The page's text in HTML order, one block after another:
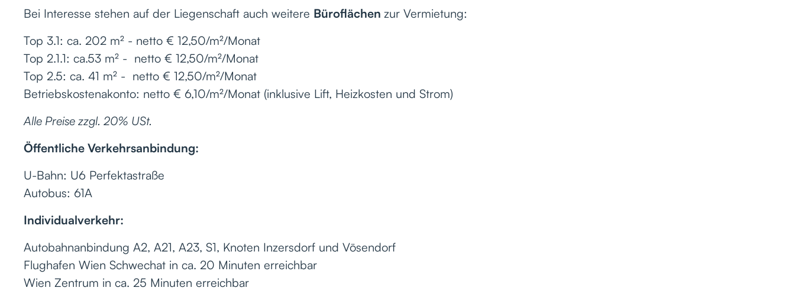
Bei Interesse stehen auf der Liegenschaft auch weitere Büroflächen zur Vermietung:
Top 3.1: ca. 202 m² - netto € 12,50/m²/Monat
Top 2.1.1: ca.53 m² - netto € 12,50/m²/Monat
Top 2.5: ca. 41 m² - netto € 12,50/m²/Monat
Betriebskostenakonto: netto € 6,10/m²/Monat (inklusive Lift, Heizkosten und Strom)
Alle Preise zzgl. 20% USt.
Öffentliche Verkehrsanbindung:
U-Bahn: U6 Perfektastraße
Autobus: 61A
Individualverkehr:
Autobahnanbindung A2, A21, A23, S1, Knoten Inzersdorf und Vösendorf
Flughafen Wien Schwechat in ca. 20 Minuten erreichbar
Wien Zentrum in ca. 25 Minuten erreichbar